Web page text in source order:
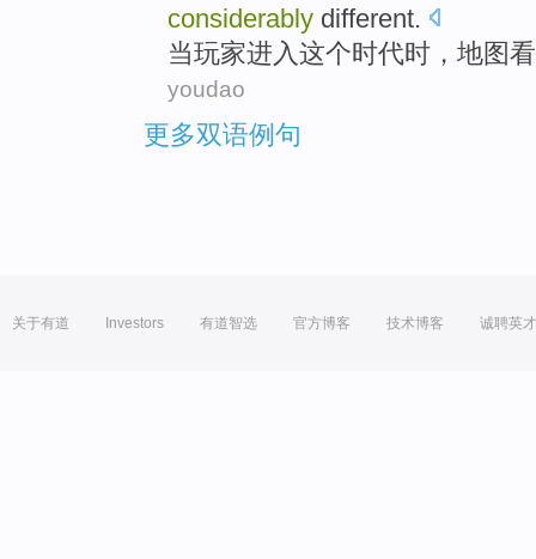
considerably different.
当玩家进入这个时代时， 地图
youdao
更多双语例句
关于有道 Investors 有道智选 官方博客 技术博客 诚聘英才